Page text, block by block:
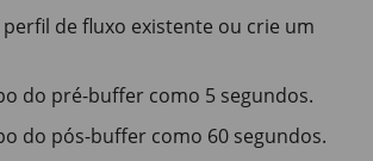
perfil de fluxo existente ou crie um
do pré-buffer como 5 segundos.
do pós-buffer como 60 segundos.